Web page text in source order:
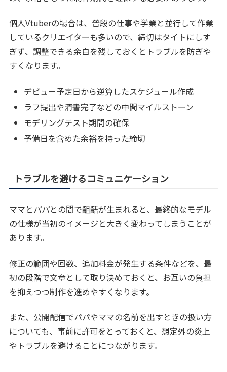
個人Vtuberの場合は、普段の仕事や学業と並行して作業
しているクリエイターも多いので、締切はタイトにしす
ぎず、調整できる余白を残しておくとトラブルを防ぎや
すくなります。
デビュー予定日から逆算したスケジュール作成
ラフ提出や清書完了などの中間マイルストーン
モデリングテスト期間の確保
予備日を含めた余裕を持った締切
トラブルを避けるコミュニケーション
ママとパパとの間で齟齬が生まれると、最終的なモデル
の仕様が当初のイメージと大きく変わってしまうことが
あります。
修正の範囲や回数、追加料金が発生する条件などを、最
初の段階で文章として取り決めておくと、お互いの負担
を抑えつつ制作を進めやすくなります。
また、公開配信でパパやママの名前を出すときの扱い方
についても、事前に許可をとっておくと、想定外の炎上
やトラブルを避けることにつながります。